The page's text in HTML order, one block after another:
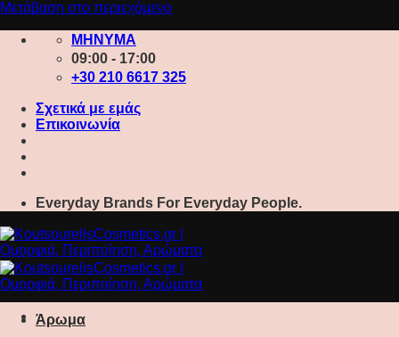
Μετάβαση στο περιεχόμενο
ΜΗΝΥΜΑ
09:00 - 17:00
+30 210 6617 325
Σχετικά με εμάς
Επικοινωνία
Everyday Brands For Everyday People.
Άρωμα